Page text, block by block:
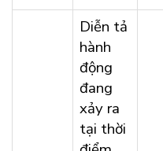
Diễn tả
hành
động
đang
xảy ra
tại thời